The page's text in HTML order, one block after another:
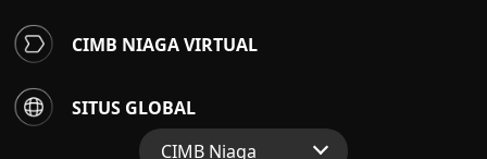
CIMB NIAGA VIRTUAL
SITUS GLOBAL
CIMB Niaga